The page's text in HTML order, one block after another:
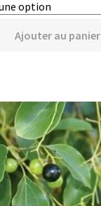
Ajouter au panier